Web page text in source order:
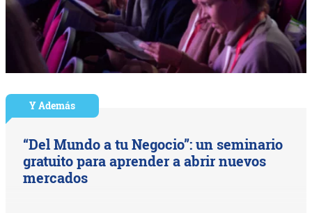
Y Además
“Del Mundo a tu Negocio”: un seminario
gratuito para aprender a abrir nuevos
mercados